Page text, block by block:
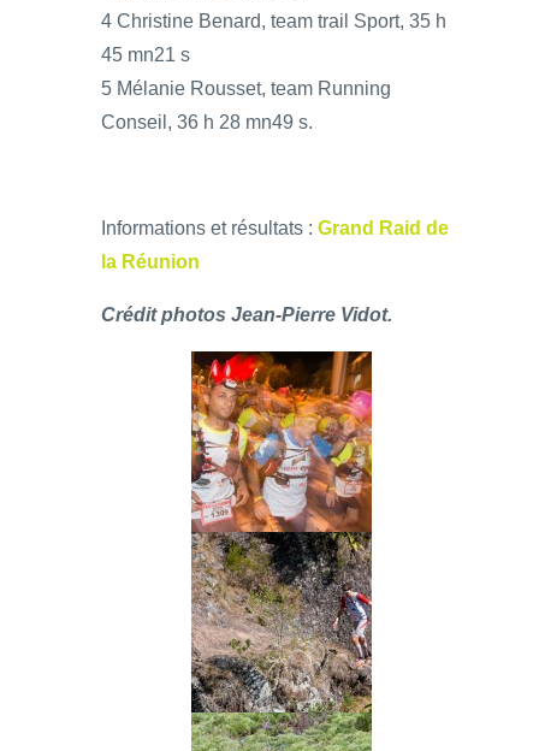
4 Christine Benard, team trail Sport, 35 h
45 mn21 s
5 Mélanie Rousset, team Running
Conseil, 36 h 28 mn49 s.
Informations et résultats : Grand Raid de
la Réunion
Crédit photos Jean-Pierre Vidot.